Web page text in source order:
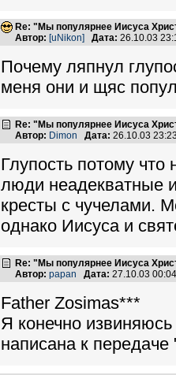
Re: "Мы популярнее Иисуса
Автор: [uNikon] Дата: 26.10.03
Почему ляпнул
меня они и щяс
Re: "Мы популярнее Иисуса
Автор: Dimon Дата: 26.10.03
Глупость потому
люди неадекватные
кресты с чучелами.
однако Иисуса и
Re: "Мы популярнее Иисуса
Автор: papan Дата: 27.10.03
Father Zosimas***
Я конечно
написана к